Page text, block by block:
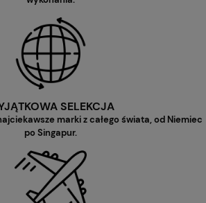
SELEKCJA
marki z całego świata, od Niemiec
po Singapur.